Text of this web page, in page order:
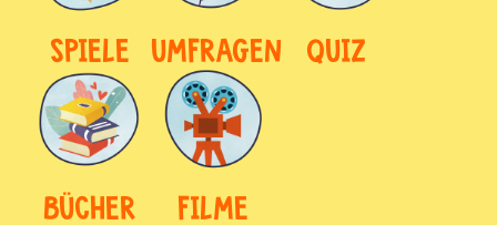
SPIELE UMFRAGEN QUIZ
BÜCHER FILME